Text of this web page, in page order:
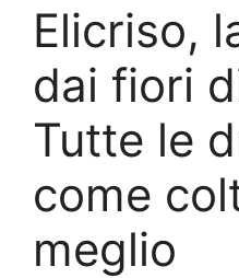
Elicriso,
dai fiori
Tutte le
come
meglio